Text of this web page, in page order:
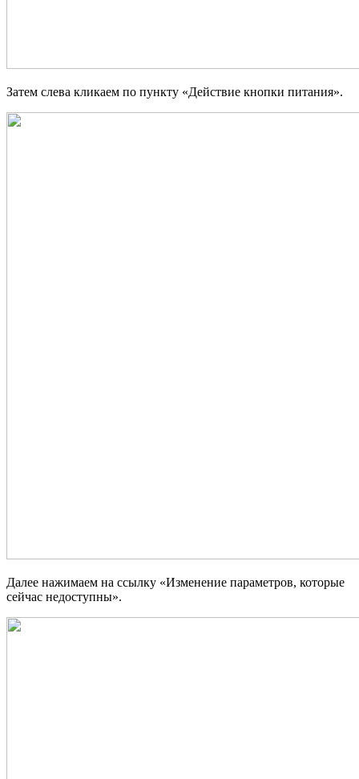
Затем слева кликаем по пункту «Действие кнопки питания».
Далее нажимаем на ссылку «Изменение параметров, которые
сейчас недоступны».